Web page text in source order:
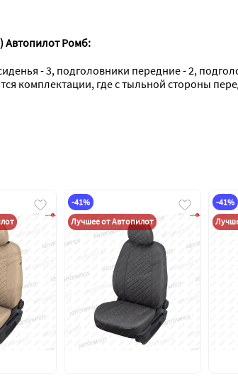
Автопилот Ромб:
- 3, подголовники передние - 2,
комплектации, где с тыльной стороны
-41%
Лучшее от Автопилот
-41%